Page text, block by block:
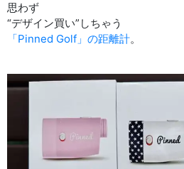
思わず
“デザイン買い”しちゃう
「Pinned Golf」の距離計。